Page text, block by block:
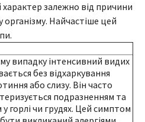
залежно від причини
організму. Найчастіше цей
випадку інтенсивний видих
без відхаркування
або слизу. Він часто
подразненням та
горлі чи грудях. Цей симптом